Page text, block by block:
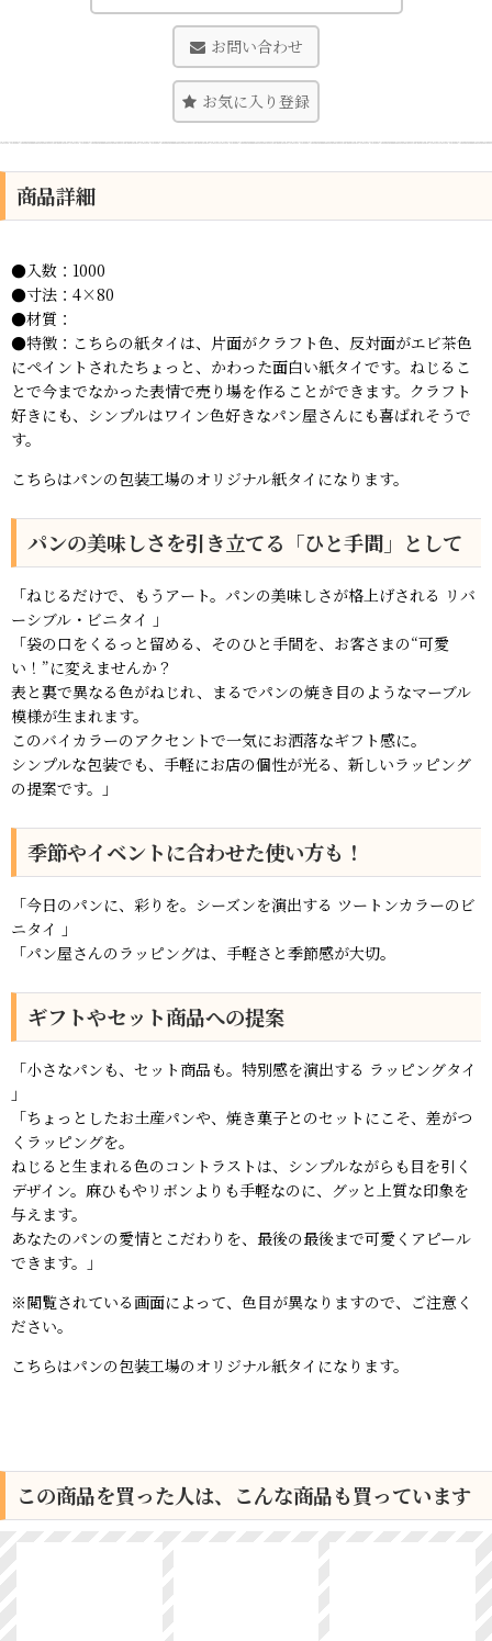
お問い合わせ
お気に入り登録
商品詳細
●入数：1000
●寸法：4×80
●材質：
●特徴：こちらの紙タイは、片面がクラフト色、反対面がエビ茶色
にペイントされたちょっと、かわった面白い紙タイです。ねじるこ
とで今までなかった表情で売り場を作ることができます。クラフト
好きにも、シンプルはワイン色好きなパン屋さんにも喜ばれそうで
す。
こちらはパンの包装工場のオリジナル紙タイになります。
パンの美味しさを引き立てる「ひと手間」として
「ねじるだけで、もうアート。パンの美味しさが格上げされる リバ
ーシブル・ビニタイ 」
「袋の口をくるっと留める、そのひと手間を、お客さまの“可愛
い！”に変えませんか？
表と裏で異なる色がねじれ、まるでパンの焼き目のようなマーブル
模様が生まれます。
このバイカラーのアクセントで一気にお洒落なギフト感に。
シンプルな包装でも、手軽にお店の個性が光る、新しいラッピング
の提案です。」
季節やイベントに合わせた使い方も！
「今日のパンに、彩りを。シーズンを演出する ツートンカラーのビ
ニタイ 」
「パン屋さんのラッピングは、手軽さと季節感が大切。
ギフトやセット商品への提案
「小さなパンも、セット商品も。特別感を演出する ラッピングタイ
」
「ちょっとしたお土産パンや、焼き菓子とのセットにこそ、差がつ
くラッピングを。
ねじると生まれる色のコントラストは、シンプルながらも目を引く
デザイン。麻ひもやリボンよりも手軽なのに、グッと上質な印象を
与えます。
あなたのパンの愛情とこだわりを、最後の最後まで可愛くアピール
できます。」
※閲覧されている画面によって、色目が異なりますので、ご注意く
ださい。
こちらはパンの包装工場のオリジナル紙タイになります。
この商品を買った人は、こんな商品も買っています